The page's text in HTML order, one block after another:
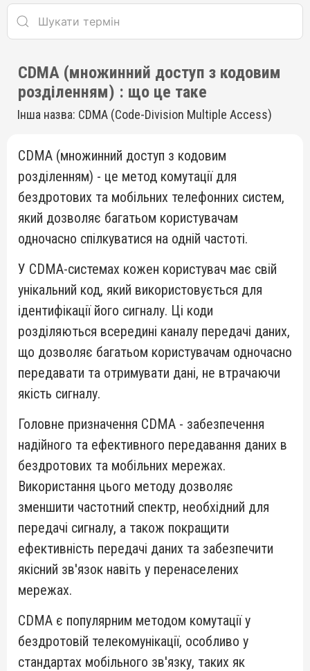
CDMA (множинний доступ з кодовим
розділенням) : що це таке
Інша назва: CDMA (Code-Division Multiple Access)
CDMA (множинний доступ з кодовим
розділенням) - це метод комутації для
бездротових та мобільних телефонних систем,
який дозволяє багатьом користувачам
одночасно спілкуватися на одній частоті.
У CDMA-системах кожен користувач має свій
унікальний код, який використовується для
ідентифікації його сигналу. Ці коди
розділяються всередині каналу передачі даних,
що дозволяє багатьом користувачам одночасно
передавати та отримувати дані, не втрачаючи
якість сигналу.
Головне призначення CDMA - забезпечення
надійного та ефективного передавання даних в
бездротових та мобільних мережах.
Використання цього методу дозволяє
зменшити частотний спектр, необхідний для
передачі сигналу, а також покращити
ефективність передачі даних та забезпечити
якісний зв'язок навіть у перенаселених
мережах.
CDMA є популярним методом комутації у
бездротовій телекомунікації, особливо у
стандартах мобільного зв'язку, таких як